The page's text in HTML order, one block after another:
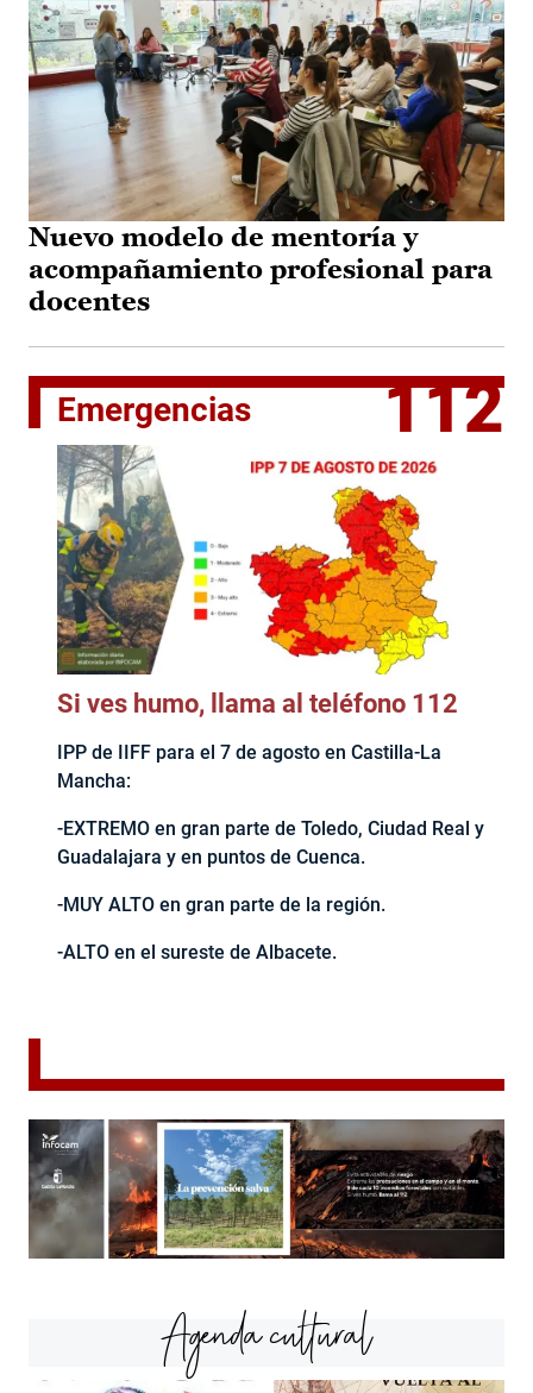
Nuevo modelo de mentoría y
acompañamiento profesional para
docentes
Emergencias 112
Si ves humo, llama al teléfono 112
IPP de IIFF para el 7 de agosto en Castilla-La
Mancha:
-EXTREMO en gran parte de Toledo, Ciudad Real y
Guadalajara y en puntos de Cuenca.
-MUY ALTO en gran parte de la región.
-ALTO en el sureste de Albacete.
Agenda cultural